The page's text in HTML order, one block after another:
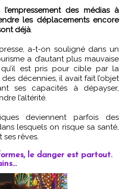
l’empressement des médias à
les déplacements encore
déjà.
a-t-on souligné dans un
a d’autant plus mauvaise
est pris pour cible par la
décennies, il avait fait l’objet
ses capacités à dépayser,
l’altérité.
deviennent parfois des
lesquels on risque sa santé,
ses rêves.
le danger est partout.